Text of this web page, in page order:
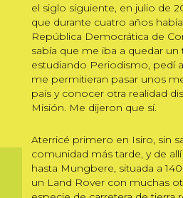
el siglo siguiente, en julio de
que durante cuatro años
República Democrática de
sabía que me iba a quedar
estudiando Periodismo, pedí
me permitieran pasar unos
país y conocer otra realidad
Misión. Me dijeron que sí.
Aterricé primero en Isiro, sin
comunidad más tarde, y de
hasta Mungbere, situada a
un Land Rover con muchas